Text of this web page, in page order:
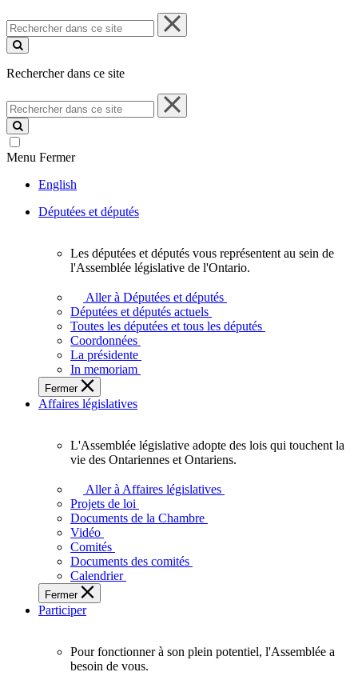
Rechercher
dans
ce
Rechercher dans ce site
Rechercher
dans
ce
site
Menu Fermer
English
Députées et députés
députés
vous
représentent
sein
de
l'Assemblée
législative
l'Ontario.
Les députées et députés vous représentent au sein de
l'Assemblée législative de l'Ontario.
Aller à Députées et députés
Députées et députés actuels
Toutes les députées et tous les députés
Coordonnées
La présidente
In memoriam
Fermer
Affaires législatives
L'Assemblée
adopte
touchent
des
Ontariennes
et
L'Assemblée législative adopte des lois qui touchent la
vie des Ontariennes et Ontariens.
Aller à Affaires législatives
Projets de loi
Documents de la Chambre
Vidéo
Comités
Documents des comités
Calendrier
Fermer
Participer
Pour fonctionner à son plein potentiel, l'Assemblée a
besoin de vous.